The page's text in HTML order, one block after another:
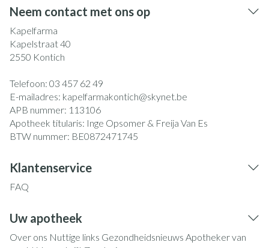
Neem contact met ons op
Kapelfarma
Kapelstraat 40
2550 Kontich
Telefoon: 03 457 62 49
E-mailadres: kapelfarmakontich@skynet.be
APB nummer: 113106
Apotheek titularis: Inge Opsomer & Freija Van Es
BTW nummer: BE0872471745
Klantenservice
FAQ
Uw apotheek
Over ons Nuttige links Gezondheidsnieuws Apotheker van